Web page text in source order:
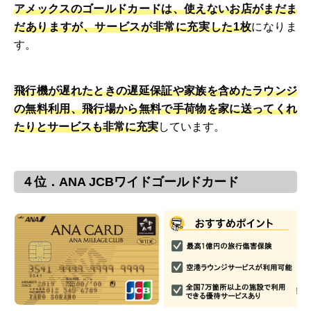
アメックスのゴールドカードは、使えないお店がまだま
だありますが、サービスが非常に充実した1枚になりま
す。
飛行機が遅れたときの遅延保証や家族を含めたラウンジ
の無料利用、飛行場から無料で手荷物を家に送ってくれ
たりとサービスも非常に充実しています。
４位．ANA JCBワイドゴールドカード